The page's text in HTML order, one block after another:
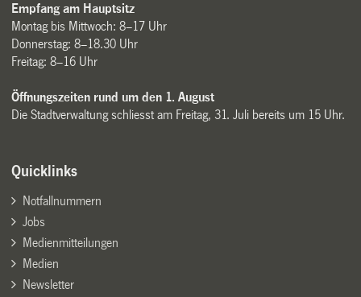
Empfang am Hauptsitz
Montag bis Mittwoch: 8–17 Uhr
Donnerstag: 8–18.30 Uhr
Freitag: 8–16 Uhr
Öffnungszeiten rund um den 1. August
Die Stadtverwaltung schliesst am Freitag, 31. Juli bereits um 15 Uhr.
Quicklinks
Notfallnummern
Jobs
Medienmitteilungen
Medien
Newsletter